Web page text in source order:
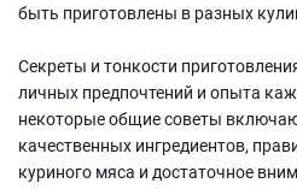
быть приготовлены в разных
Секреты и тонкости
личных предпочтений и опыта
некоторые общие советы
качественных ингредиентов,
куриного мяса и достаточное